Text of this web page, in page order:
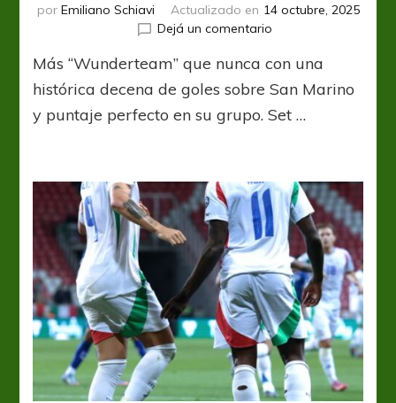
por Emiliano Schiavi Actualizado en 14 octubre, 2025
Dejá un comentarioen
bien
10
para
Más “Wunderteam” que nunca con una
histórica decena de goles sobre San Marino
y puntaje perfecto en su grupo. Set …